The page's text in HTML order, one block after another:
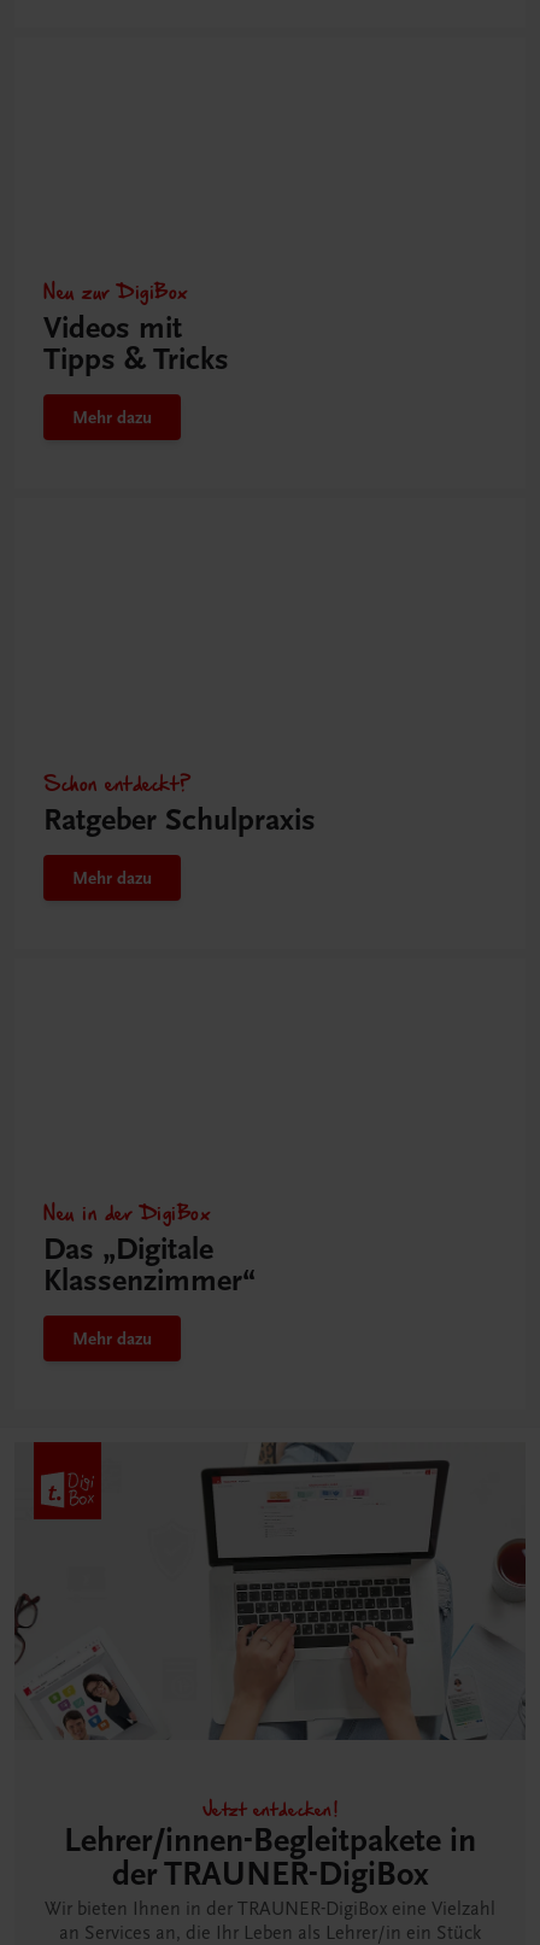
Neu zur DigiBox
Videos mit
Tipps & Tricks
Mehr dazu
Schon entdeckt?
Ratgeber Schulpraxis
Mehr dazu
Neu in der DigiBox
Das „Digitale
Klassenzimmer“
Mehr dazu
Jetzt entdecken!
Lehrer/innen-Begleitpakete in
der TRAUNER-DigiBox
Wir bieten Ihnen in der TRAUNER-DigiBox eine Vielzahl
an Services an, die Ihr Leben als Lehrer/in ein Stück